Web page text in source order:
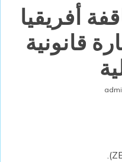
أفريقيا
قانونية